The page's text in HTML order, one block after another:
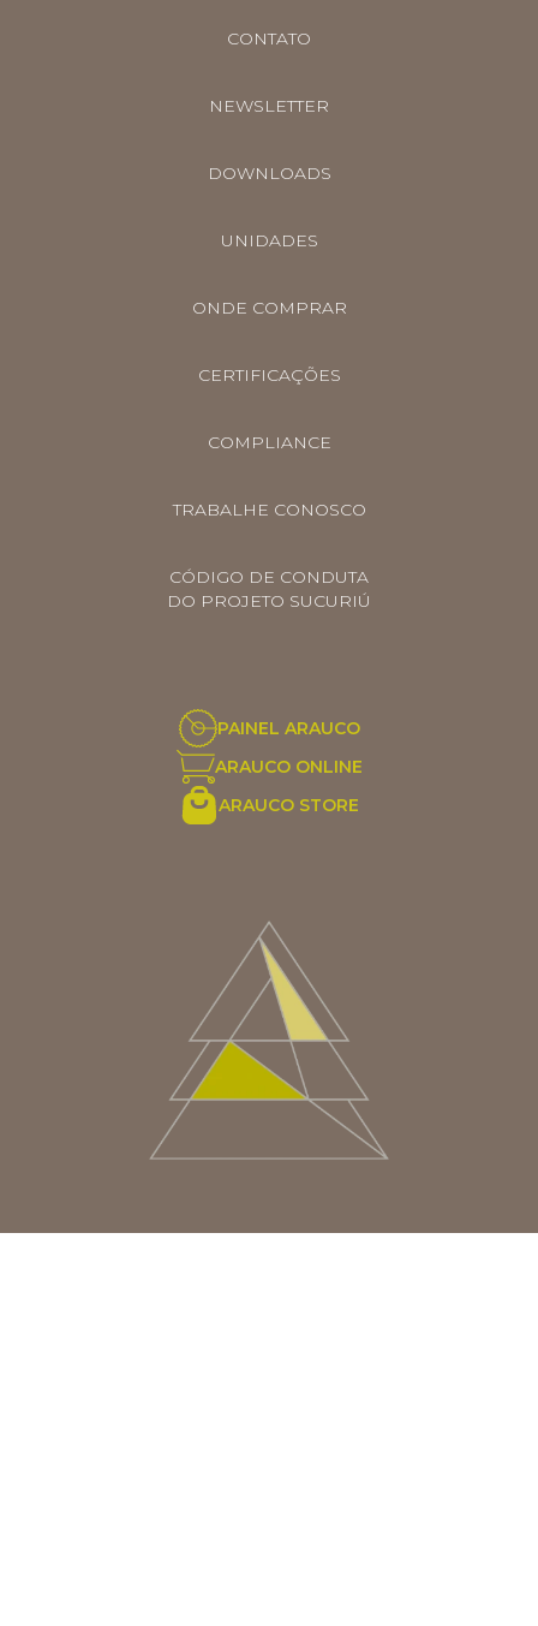
EUROPE
MEDIO ORIENTE
MÉXICO
PERÚ
USA/CAN
CENTRO AMERICA
CONTATO
NEWSLETTER
DOWNLOADS
UNIDADES
ONDE COMPRAR
CERTIFICAÇÕES
COMPLIANCE
TRABALHE CONOSCO
CÓDIGO DE CONDUTA
DO PROJETO SUCURIÚ
PAINEL ARAUCO
ARAUCO ONLINE
ARAUCO STORE